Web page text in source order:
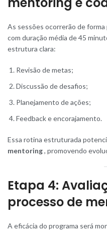
As sessões ocorrerão de forma
com duração média de 45
estrutura clara:
Revisão de metas;
Discussão de desafios;
Planejamento de ações;
Feedback e encorajamento.
Essa rotina estruturada
mentoring, promovendo
Etapa 4:
processo de
A eficácia do programa será